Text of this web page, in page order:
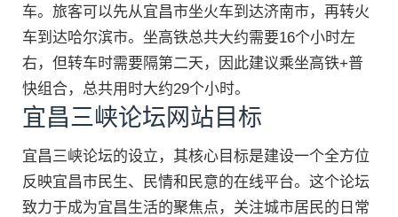
车。旅客可以先从宜昌市坐火车到达济南市，再转火
车到达哈尔滨市。坐高铁总共大约需要16个小时左
右，但转车时需要隔第二天，因此建议乘坐高铁+普
快组合，总共用时大约29个小时。
宜昌三峡论坛网站目标
宜昌三峡论坛的设立，其核心目标是建设一个全方位
反映宜昌市民生、民情和民意的在线平台。这个论坛
致力于成为宜昌生活的聚焦点，关注城市居民的日常